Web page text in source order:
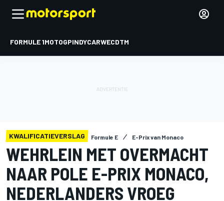
FORMULE 1MOTOGPINDYCARWECDTM
KWALIFICATIEVERSLAG Formule E E-Prix van Monaco
WEHRLEIN MET OVERMACHT
NAAR POLE E-PRIX MONACO,
NEDERLANDERS VROEG